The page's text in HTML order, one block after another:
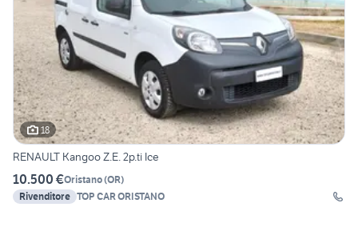
18
RENAULT Kangoo Z.E. 2p.ti Ice
10.500 €Oristano(OR)
Rivenditore TOP CAR ORISTANO